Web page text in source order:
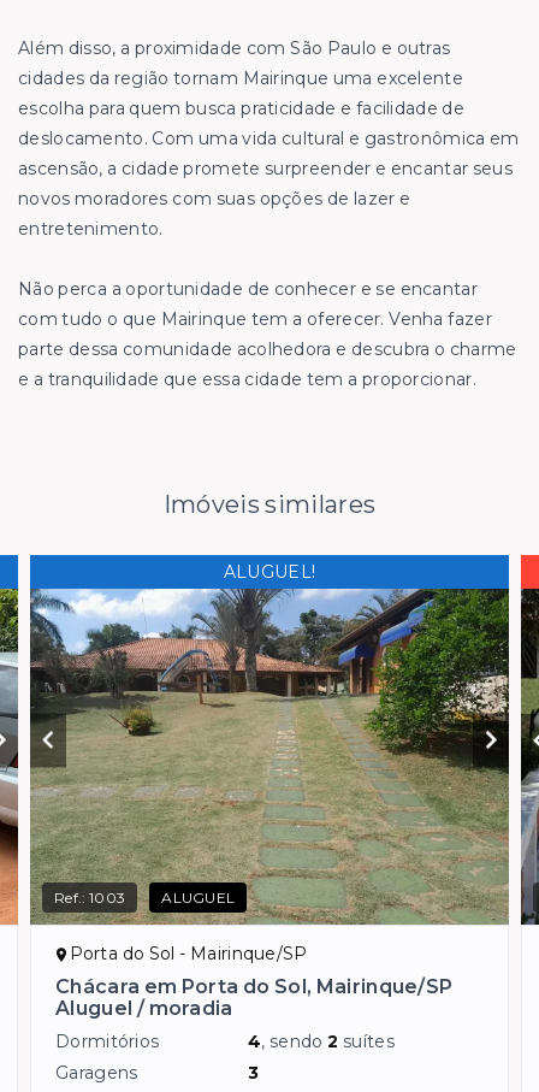
Além disso, a proximidade com São Paulo e outras
cidades da região tornam Mairinque uma excelente
escolha para quem busca praticidade e facilidade de
deslocamento. Com uma vida cultural e gastronômica em
ascensão, a cidade promete surpreender e encantar seus
novos moradores com suas opções de lazer e
entretenimento.
Não perca a oportunidade de conhecer e se encantar
com tudo o que Mairinque tem a oferecer. Venha fazer
parte dessa comunidade acolhedora e descubra o charme
e a tranquilidade que essa cidade tem a proporcionar.
Imóveis similares
ALUGUEL!
Ref.:1003 ALUGUEL
Porta do Sol - Mairinque/SP
Chácara em Porta do Sol, Mairinque/SP
Aluguel / moradia
Dormitórios 4, sendo2 suítes
Garagens
3